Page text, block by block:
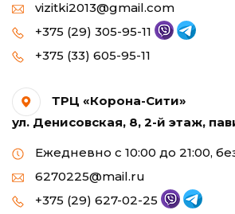
vizitki2013@gmail.com
+375 (29) 305-95-11
+375 (33) 605-95-11
ТРЦ «Корона-Сити»
ул. Денисовская, 8, 2-й этаж,
Ежедневно с 10:00 до 21:00,
6270225@mail.ru
+375 (29) 627-02-25